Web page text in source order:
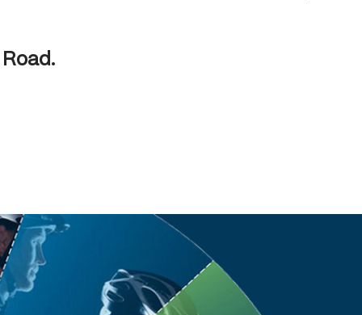
Road.